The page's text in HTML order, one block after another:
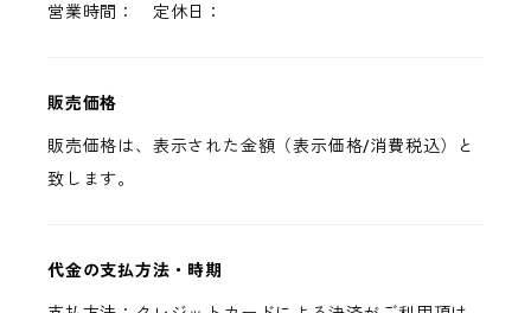
営業時間： 定休日：
販売価格
販売価格は、表示された金額（表示価格/消費税込）と
致します。
代金の支払方法・時期